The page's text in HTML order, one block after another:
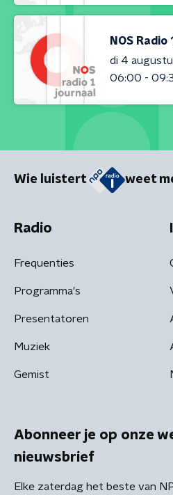
NOS Radio
di 4
06:00 -
Wie luistert weet
Radio
Frequenties
Programma's
Presentatoren
Muziek
Gemist
Abonneer je op onze
nieuwsbrief
Elke zaterdag het beste van